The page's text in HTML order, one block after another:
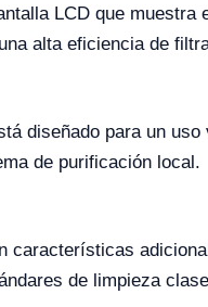
LCD que
alta eficiencia de
diseñado para un
de purificación local.
características
de limpieza